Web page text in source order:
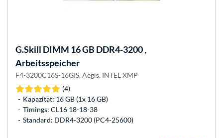
G.Skill DIMM 16 GB DDR4-3200 ,
Arbeitsspeicher
F4-3200C16S-16GIS, Aegis, INTEL XMP
(4)
Kapazität: 16 GB (1x 16 GB)
Timings: CL16 18-18-38
Standard: DDR4-3200 (PC4-25600)